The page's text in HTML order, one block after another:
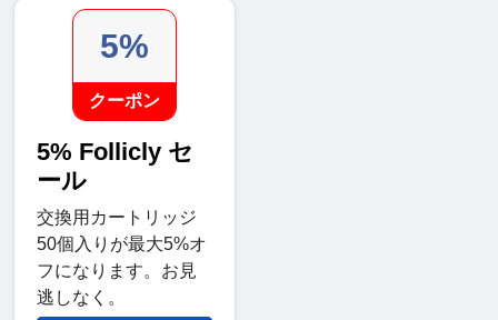
5%
クーポン
5% Follicly セ
ール
交換用カートリッジ
50個入りが最大5%オ
フになります。お見
逃しなく。